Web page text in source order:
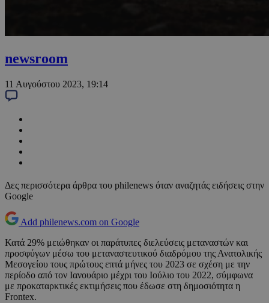
newsroom
11 Αυγούστου 2023, 19:14
Δες περισσότερα άρθρα του philenews όταν αναζητάς ειδήσεις στην
Google
Add philenews.com on Google
Κατά 29% μειώθηκαν οι παράτυπες διελεύσεις μεταναστών και
προσφύγων μέσω του μεταναστευτικού διαδρόμου της Ανατολικής
Μεσογείου τους πρώτους επτά μήνες του 2023 σε σχέση με την
περίοδο από τον Ιανουάριο μέχρι του Ιούλιο του 2022, σύμφωνα
με προκαταρκτικές εκτιμήσεις που έδωσε στη δημοσιότητα η
Frontex.